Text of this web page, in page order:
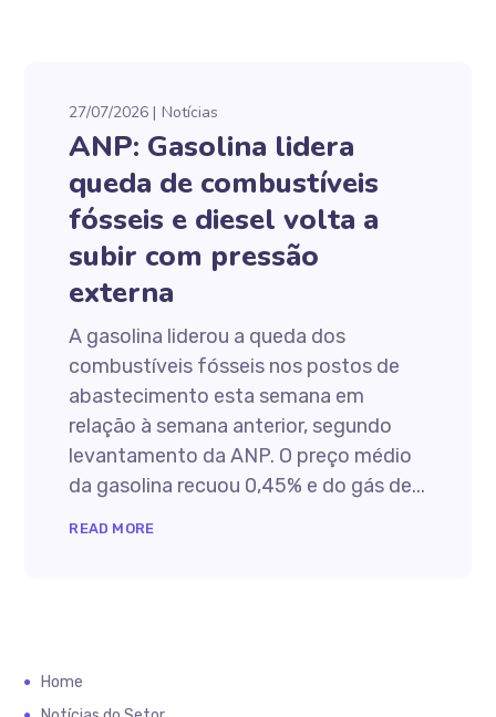
27/07/2026 Notícias
ANP: Gasolina lidera
queda de combustíveis
fósseis e diesel volta a
subir com pressão
externa
A gasolina liderou a queda dos
combustíveis fósseis nos postos de
abastecimento esta semana em
relação à semana anterior, segundo
levantamento da ANP. O preço médio
da gasolina recuou 0,45% e do gás de...
READ MORE
Home